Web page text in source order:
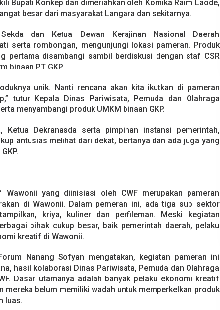
Bupati Konkep dan dimeriahkan oleh Komika Raim Laode,
besar dari masyarakat Langara dan sekitarnya.
dan Ketua Dewan Kerajinan Nasional Daerah
serta rombongan, mengunjungi lokasi pameran. Produk
pertama disambangi sambil berdiskusi dengan staf CSR
binaan PT GKP.
unik. Nanti rencana akan kita ikutkan di pameran
tutur Kepala Dinas Pariwisata, Pemuda dan Olahraga
menyambangi produk UMKM binaan GKP.
Ketua Dekranasda serta pimpinan instansi pemerintah,
antusias melihat dari dekat, bertanya dan ada juga yang
Wawonii yang diinisiasi oleh CWF merupakan pameran
di Wawonii. Dalam pemeran ini, ada tiga sub sektor
kriya, kuliner dan perfileman. Meski kegiatan
pihak cukup besar, baik pemerintah daerah, pelaku
kreatif di Wawonii.
Nanang Sofyan mengatakan, kegiatan pameran ini
hasil kolaborasi Dinas Pariwisata, Pemuda dan Olahraga
Dasar utamanya adalah banyak pelaku ekonomi kreatif
mereka belum memiliki wadah untuk memperkelkan produk
luas.